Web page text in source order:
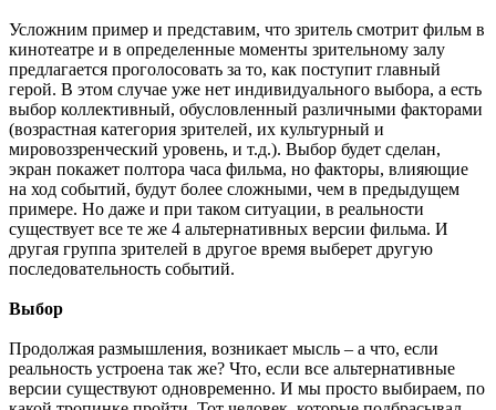
Усложним пример и представим, что зритель смотрит фильм в
кинотеатре и в определенные моменты зрительному залу
предлагается проголосовать за то, как поступит главный
герой. В этом случае уже нет индивидуального выбора, а есть
выбор коллективный, обусловленный различными факторами
(возрастная категория зрителей, их культурный и
мировоззренческий уровень, и т.д.). Выбор будет сделан,
экран покажет полтора часа фильма, но факторы, влияющие
на ход событий, будут более сложными, чем в предыдущем
примере. Но даже и при таком ситуации, в реальности
существует все те же 4 альтернативных версии фильма. И
другая группа зрителей в другое время выберет другую
последовательность событий.
Выбор
Продолжая размышления, возникает мысль – а что, если
реальность устроена так же? Что, если все альтернативные
версии существуют одновременно. И мы просто выбираем, по